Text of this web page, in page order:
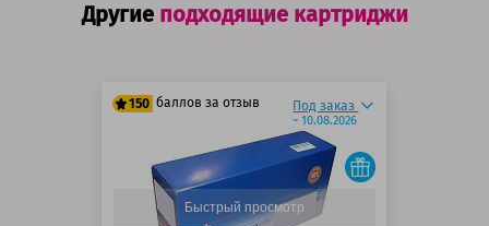
Другие подходящие картриджи
150 баллов за отзыв
125 баллов
150 баллов
Под заказ
~ 10.08.2026
Быстрый просмотр